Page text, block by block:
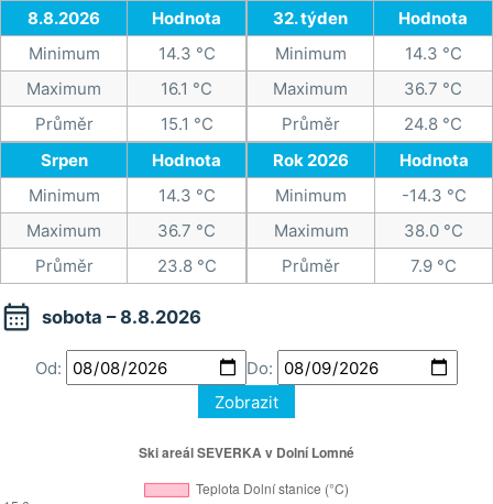
8.8.2026
Hodnota
Minimum
14.3 °C
Maximum
16.1 °C
Průměr
15.1 °C
32. týden
Hodnota
Minimum
14.3 °C
Maximum
36.7 °C
Průměr
24.8 °C
Srpen
Hodnota
Minimum
14.3 °C
Maximum
36.7 °C
Průměr
23.8 °C
Rok 2026
Hodnota
Minimum
-14.3 °C
Maximum
38.0 °C
Průměr
7.9 °C
 sobota – 8.8.2026
Od:
Do:
Zobrazit